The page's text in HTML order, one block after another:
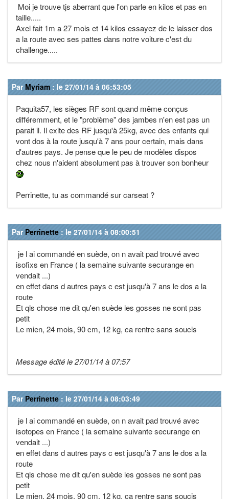
Moi je trouve tjs aberrant que l'on parle en kilos et pas en
taille.....
Axel fait 1m a 27 mois et 14 kilos essayez de le laisser dos
a la route avec ses pattes dans notre voiture c'est du
challenge.....
Par Myriam : le 27/01/14 à 06:53:05
Paquita57, les sièges RF sont quand même conçus
différemment, et le "problème" des jambes n'en est pas un
parait il. Il exite des RF jusqu'à 25kg, avec des enfants qui
vont dos à la route jusqu'à 7 ans pour certain, mais dans
d'autres pays. Je pense que le peu de modèles dispos
chez nous n'aident absolument pas à trouver son bonheur
Perrinette, tu as commandé sur carseat ?
Par Perrinette : le 27/01/14 à 08:00:51
je l ai commandé en suède, on n avait pad trouvé avec
isofixs en France ( la semaine suivante securange en
vendait ...)
en effet dans d autres pays c est jusqu'à 7 ans le dos a la
route
Et qls chose me dit qu'en suède les gosses ne sont pas
petit
Le mien, 24 mois, 90 cm, 12 kg, ca rentre sans soucis
Message édité le 27/01/14 à 07:57
Par Perrinette : le 27/01/14 à 08:03:49
je l ai commandé en suède, on n avait pad trouvé avec
isotopes en France ( la semaine suivante securange en
vendait ...)
en effet dans d autres pays c est jusqu'à 7 ans le dos a la
route
Et qls chose me dit qu'en suède les gosses ne sont pas
petit
Le mien, 24 mois, 90 cm, 12 kg, ca rentre sans soucis